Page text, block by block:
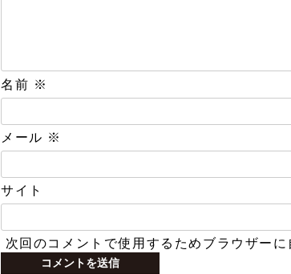
名前 ※
メール ※
サイト
次回のコメントで使用するためブラウザー